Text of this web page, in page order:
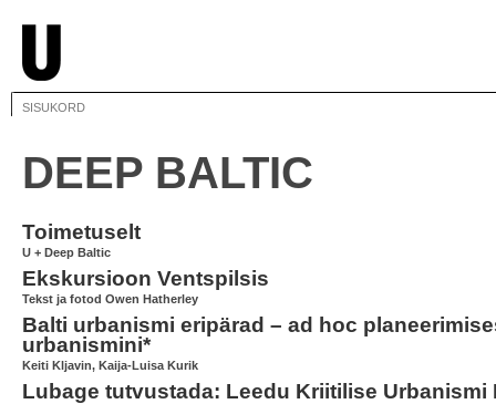
SISUKORD
DEEP BALTIC
Toimetuselt
U + Deep Baltic
Ekskursioon Ventspilsis
Tekst ja fotod Owen Hatherley
Balti urbanismi eripärad – ad hoc
urbanismini*
Keiti Kljavin, Kaija-Luisa Kurik
Lubage tutvustada: Leedu Kriitilise Urbanismi